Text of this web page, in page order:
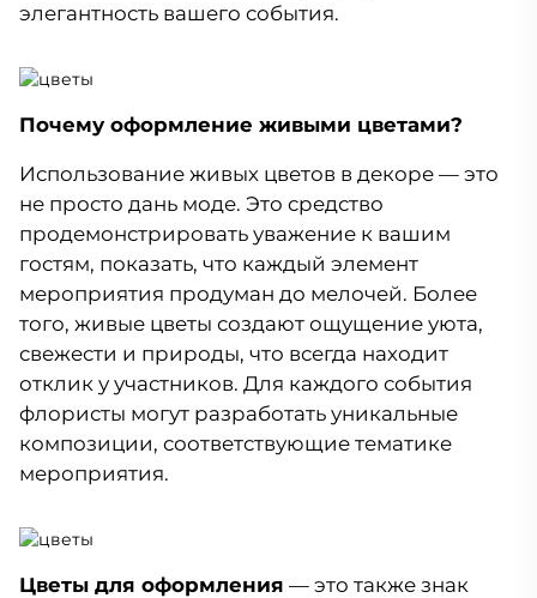
элегантность вашего события.
Почему оформление живыми цветами?
Использование живых цветов в декоре — это
не просто дань моде. Это средство
продемонстрировать уважение к вашим
гостям, показать, что каждый элемент
мероприятия продуман до мелочей. Более
того, живые цветы создают ощущение уюта,
свежести и природы, что всегда находит
отклик у участников. Для каждого события
флористы могут разработать уникальные
композиции, соответствующие тематике
мероприятия.
Цветы для оформления — это также знак